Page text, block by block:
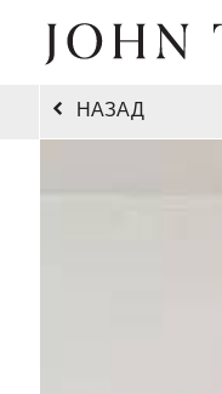
НАЗАД